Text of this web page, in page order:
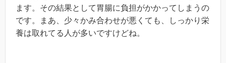
ます。その結果として胃腸に負担がかかってしまうの
です。まあ、少々かみ合わせが悪くても、しっかり栄
養は取れてる人が多いですけどね。